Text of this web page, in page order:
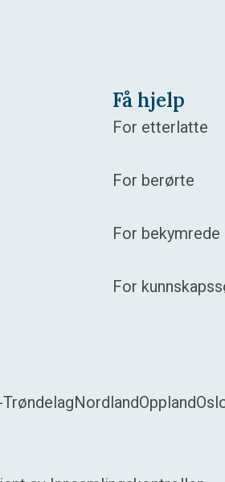
Få hjelp
For etterlatte
For berørte
For bekymrede
For
NordlandOppland